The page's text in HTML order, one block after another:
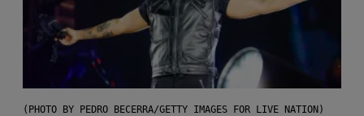
(PHOTO BY PEDRO BECERRA/GETTY IMAGES FOR LIVE NATION)